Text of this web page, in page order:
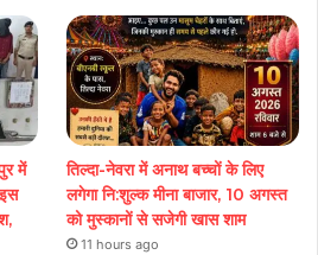
में
तिल्दा-नेवरा में अनाथ बच्चों के लिए
लगेगा नि:शुल्क मीना बाजार, 10 अगस्त
को मुस्कानों से सजेगी खास शाम
11 hours ago